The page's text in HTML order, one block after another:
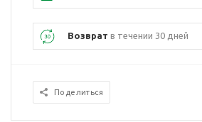
Возврат в течении 30 дней
Поделиться